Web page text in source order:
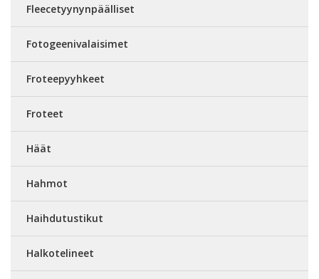
Fleecetyynynpäälliset
Fotogeenivalaisimet
Froteepyyhkeet
Froteet
Häät
Hahmot
Haihdutustikut
Halkotelineet